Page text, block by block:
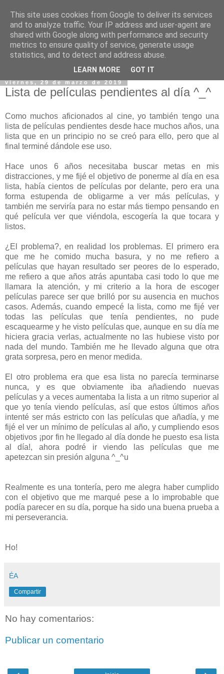
viernes, 29 de marzo de 2019
Lista de películas pendientes al día ^_^
Como muchos aficionados al cine, yo también tengo una
lista de películas pendientes desde hace muchos años, una
lista que en un principio no se creó para ello, pero que al
final terminé dándole ese uso.
Hace unos 6 años necesitaba buscar metas en mis
distracciones, y me fijé el objetivo de ponerme al día en esa
lista, había cientos de películas por delante, pero era una
forma estupenda de obligarme a ver más películas, y
también me serviría para no estar más tiempo pensando en
qué película ver que viéndola, escogería la que tocara y
listos.
¿El problema?, en realidad los problemas. El primero era
que me he comido mucha basura, y no me refiero a
películas que hayan resultado ser peores de lo esperado,
me refiero a que años atrás apuntaba casi todo lo que me
llamara la atención, y mi criterio a la hora de escoger
películas parece ser que brilló por su ausencia en muchos
casos. Además, cuando empecé la lista, como me fijé ver
todas las películas que tenía pendientes, no pude
escaquearme y he visto películas que, aunque en su día me
hiciera gracia verlas, actualmente no las hubiese visto por
nada del mundo. También me he llevado alguna que otra
grata sorpresa, pero en menor medida.
El otro problema era que esa lista no parecía terminarse
nunca, y es que obviamente iba añadiendo nuevas
películas y a veces aumentaba la lista a un ritmo superior al
que yo tenía viendo películas, así que estos últimos años
intenté ser más estricto con las películas que añadía, y me
fijé el ver un mínimo de películas al año, y cumpliendo esos
objetivos ¡por fin he llegado al día donde he puesto esa lista
al día!, ahora podré ir viendo las películas que me
apetezcan sin presión alguna ^_^u
Realmente es una tontería, pero me alegra haber cumplido
con el objetivo que me marqué pese a lo improbable que
podía parecer en su día, porque ha sido una buena prueba a
mi perseverancia.
Ho!
ÉA
Compartir
No hay comentarios:
Publicar un comentario
This site uses cookies from Google to deliver its services
and to analyze traffic. Your IP address and user-agent are
shared with Google along with performance and security
metrics to ensure quality of service, generate usage
statistics, and to detect and address abuse.
LEARN MORE GOT IT